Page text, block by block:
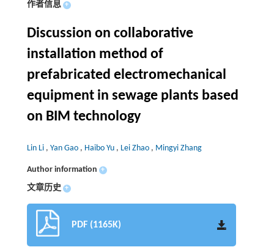
作者信息 +
Discussion on collaborative
installation method of
prefabricated electromechanical
equipment in sewage plants based
on BIM technology
Lin Li , Yan Gao , Haibo Yu , Lei Zhao , Mingyi Zhang
Author information +
文章历史 +
PDF (1165K)